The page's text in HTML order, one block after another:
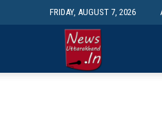
FRIDAY, AUGUST 7, 2026